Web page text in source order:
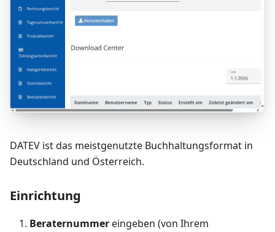
DATEV ist das meistgenutzte Buchhaltungsformat in
Deutschland und Österreich.
Einrichtung
Beraternummereingeben (von Ihrem